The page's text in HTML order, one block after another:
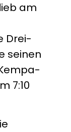
am
Drei-
seinen
7:10